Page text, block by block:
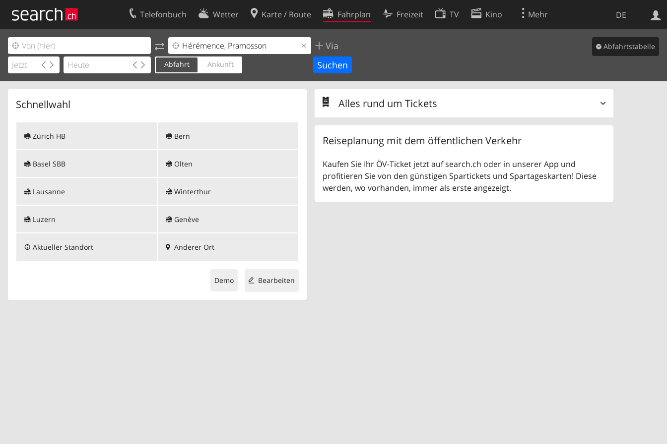
DE
Telefonbuch Wetter Karte / Route Fahrplan Freizeit TV Kino Mehr
Via
Abfahrt Ankunft
Abfahrtstabelle
Schnellwahl
Zürich HB
Basel SBB
Lausanne
Luzern
Bern
Olten
Winterthur
Genève
Aktueller Standort Anderer Ort
Bearbeiten
Demo
Alles rund um Tickets
Reiseplanung mit dem öffentlichen Verkehr
Kaufen Sie Ihr ÖV-Ticket jetzt auf search.ch oder in unserer App und
profitieren Sie von den günstigen Spartickets und Spartageskarten! Diese
werden, wo vorhanden, immer als erste angezeigt.
Ihr Eintrag
Kundencenter Geschäftskunden
Kontakt
Nutzungsbedingungen
Cookie-Einstellungen